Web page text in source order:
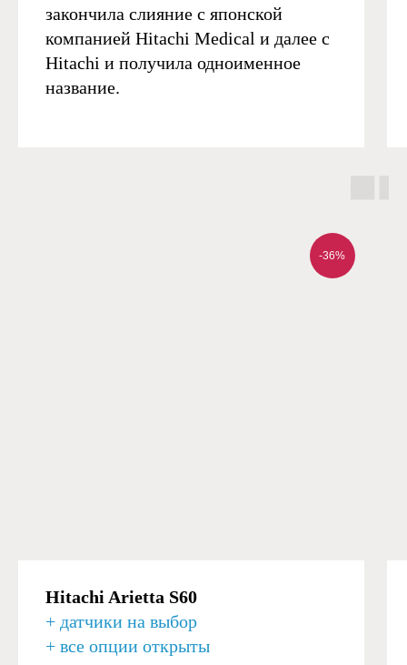
закончила слияние с японской
компанией Hitachi Medical и далее с
Hitachi и получила одноименное
название.
-36%
Hitachi Arietta S60
+ датчики на выбор
+ все опции открыты